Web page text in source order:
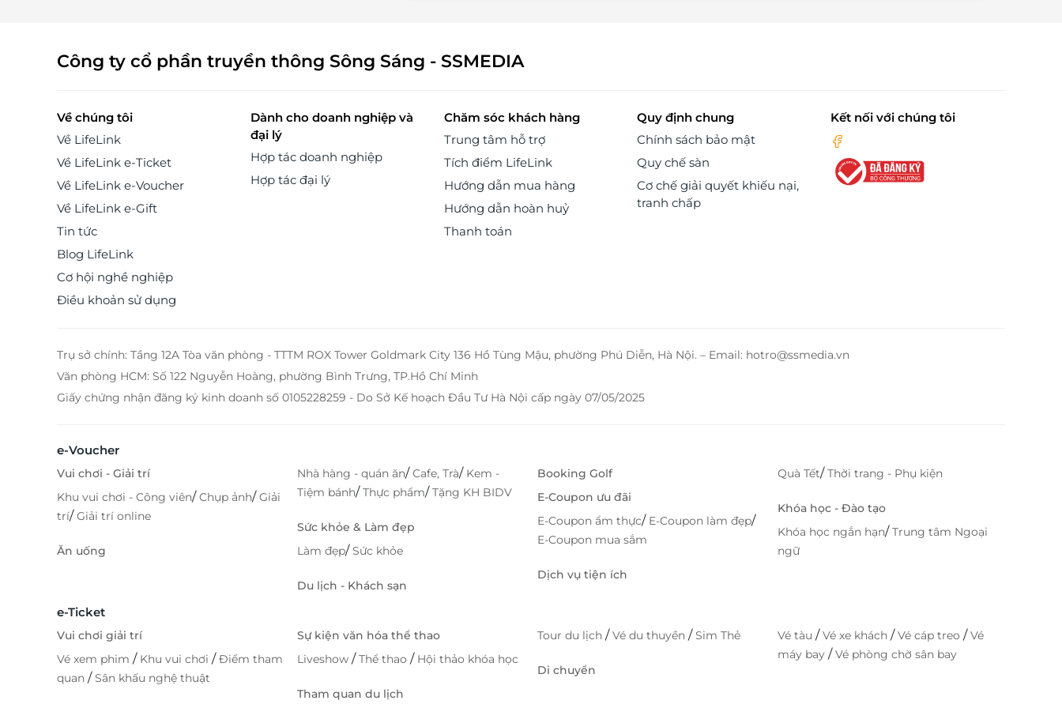
Công ty cổ phần truyền thông Sông Sáng - SSMEDIA
Về chúng tôi
Về LifeLink
Về LifeLink e-Ticket
Về LifeLink e-Voucher
Về LifeLink e-Gift
Tin tức
Blog LifeLink
Cơ hội nghề nghiệp
Điều khoản sử dụng
Dành cho doanh nghiệp và
đại lý
Hợp tác doanh nghiệp
Hợp tác đại lý
Chăm sóc khách hàng
Trung tâm hỗ trợ
Tích điểm LifeLink
Hướng dẫn mua hàng
Hướng dẫn hoàn huỷ
Thanh toán
Quy định chung
Chính sách bảo mật
Quy chế sàn
Cơ chế giải quyết khiếu nại,
tranh chấp
Kết nối với chúng tôi
Trụ sở chính: Tầng 12A Tòa văn phòng - TTTM ROX Tower Goldmark City 136 Hồ Tùng Mậu, phường Phú Diễn, Hà Nội. – Email: hotro@ssmedia.vn
Văn phòng HCM: Số 122 Nguyễn Hoàng, phường Bình Trưng, TP.Hồ Chí Minh
Giấy chứng nhận đăng ký kinh doanh số 0105228259 - Do Sở Kế hoạch Đầu Tư Hà Nội cấp ngày 07/05/2025
e-Voucher
Vui chơi - Giải trí
Khu vui chơi - Công viên/Chụp ảnh/Giải
trí/Giải trí online
Ăn uống
Nhà hàng - quán ăn/Cafe, Trà/ Kem -
Tiệm bánh/Thực phẩm/Tặng KH BIDV
Sức khỏe & Làm đẹp
Làm đẹp/Sức khỏe
Du lịch - Khách sạn
Booking Golf
E-Coupon ưu đãi
E-Coupon ẩm thực/ E-Coupon làm đẹp/
E-Coupon mua sắm
Dịch vụ tiện ích
Quà Tết/Thời trang - Phụ kiện
Khóa học - Đào tạo
Khóa học ngắn hạn/Trung tâm Ngoại
ngữ
e-Ticket
Vui chơi giải trí
Vé xem phim / Khu vui chơi /Điểm tham
quan /Sân khấu nghệ thuật
Sự kiện văn hóa thể thao
Liveshow /Thể thao / Hội thảo khóa học
Tham quan du lịch
Tour du lịch /Vé du thuyền /Sim Thẻ
Di chuyển
Vé tàu /Vé xe khách /Vé cáp treo /Vé
máy bay /Vé phòng chờ sân bay